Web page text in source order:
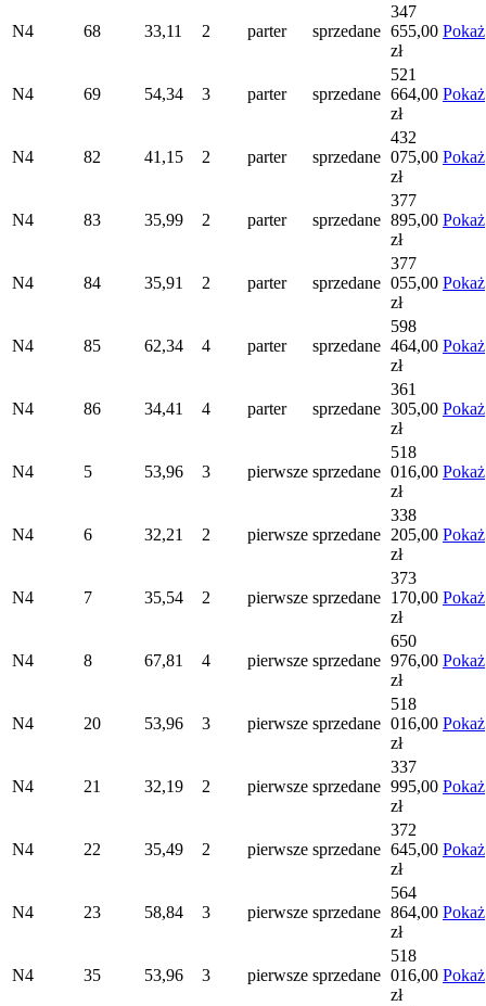
N4 68 33,11 2 parter sprzedane
347
655,00
zł
Pokaż
N4 69 54,34 3 parter sprzedane
521
664,00
zł
Pokaż
N4 82 41,15 2 parter sprzedane
432
075,00
zł
Pokaż
N4 83 35,99 2 parter sprzedane
377
895,00
zł
Pokaż
N4 84 35,91 2 parter sprzedane
377
055,00
zł
Pokaż
N4 85 62,34 4 parter sprzedane
598
464,00
zł
Pokaż
N4 86 34,41 4 parter sprzedane
361
305,00
zł
Pokaż
N4 5 53,96 3 pierwsze sprzedane
518
016,00
zł
Pokaż
N4 6 32,21 2 pierwsze sprzedane
338
205,00
zł
Pokaż
N4 7 35,54 2 pierwsze sprzedane
373
170,00
zł
Pokaż
N4 8 67,81 4 pierwsze sprzedane
650
976,00
zł
Pokaż
N4 20 53,96 3 pierwsze sprzedane
518
016,00
zł
Pokaż
N4 21 32,19 2 pierwsze sprzedane
337
995,00
zł
Pokaż
N4 22 35,49 2 pierwsze sprzedane
372
645,00
zł
Pokaż
N4 23 58,84 3 pierwsze sprzedane
564
864,00
zł
Pokaż
N4 35 53,96 3 pierwsze sprzedane
518
016,00
zł
Pokaż